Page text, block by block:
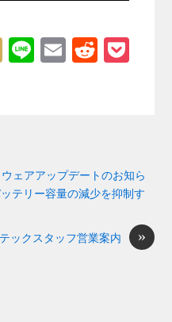
M Li
E
R
ェアアップデートのお知ら
テリー容量の減少を抑制す
»
ックスタッフ営業案内